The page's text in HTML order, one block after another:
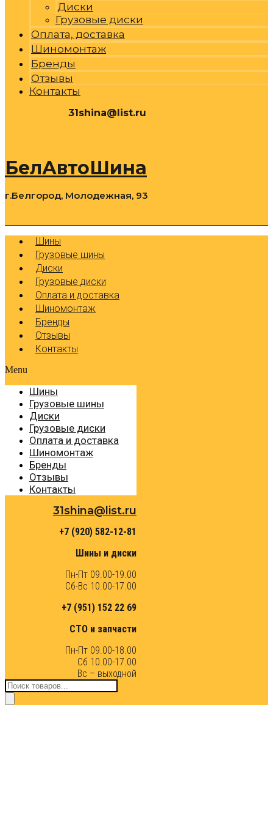
Диски
Грузовые диски
Оплата, доставка
Шиномонтаж
Бренды
Отзывы
Контакты
31shina@list.ru
БелАвтоШина
г.Белгород, Молодежная, 93
Шины
Грузовые шины
Диски
Грузовые диски
Оплата и доставка
Шиномонтаж
Бренды
Отзывы
Контакты
Menu
Шины
Грузовые шины
Диски
Грузовые диски
Оплата и доставка
Шиномонтаж
Бренды
Отзывы
Контакты
31shina@list.ru
+7 (920) 582-12-81
Шины и диски
Пн-Пт 09.00-19.00
Сб-Вс 10.00-17.00
+7 (951) 152 22 69
СТО и запчасти
Пн-Пт 09.00-18.00
Сб 10.00-17.00
Вс – выходной
Поиск
товаров